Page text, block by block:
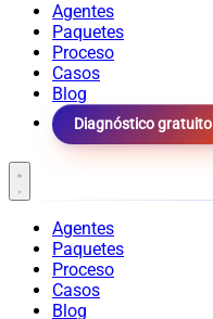
Agentes
Paquetes
Proceso
Casos
Blog
Diagnóstico gratuito
Agentes
Paquetes
Proceso
Casos
Blog